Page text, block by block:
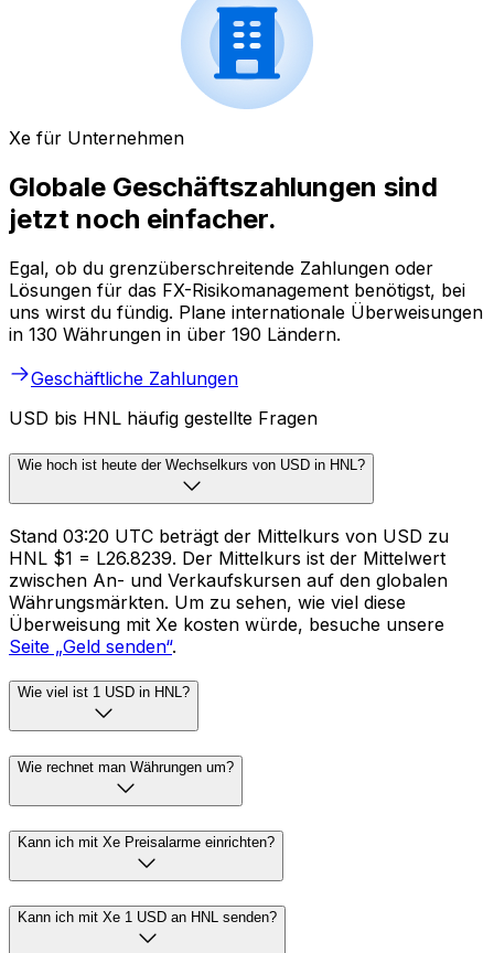
Xe für Unternehmen
Globale Geschäftszahlungen sind
jetzt noch einfacher.
Egal, ob du grenzüberschreitende Zahlungen oder
Lösungen für das FX-Risikomanagement benötigst, bei
uns wirst du fündig. Plane internationale Überweisungen
in 130 Währungen in über 190 Ländern.
Geschäftliche Zahlungen
USD bis HNL häufig gestellte Fragen
Wie hoch ist heute der Wechselkurs von USD in HNL?
Stand 03:20 UTC beträgt der Mittelkurs von USD zu
HNL $1 = L26.8239. Der Mittelkurs ist der Mittelwert
zwischen An- und Verkaufskursen auf den globalen
Währungsmärkten. Um zu sehen, wie viel diese
Überweisung mit Xe kosten würde, besuche unsere
Seite „Geld senden“.
Wie viel ist 1 USD in HNL?
Wie rechnet man Währungen um?
Kann ich mit Xe Preisalarme einrichten?
Kann ich mit Xe 1 USD an HNL senden?